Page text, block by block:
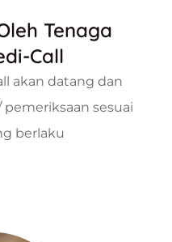
Tenaga
Call
akan datang dan
sesuai
berlaku